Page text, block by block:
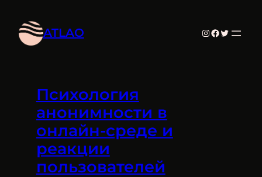
contenu
ATLAO Instagram
Facebook
Twitter
Психология
анонимности в
онлайн-среде и
реакции
пользователей